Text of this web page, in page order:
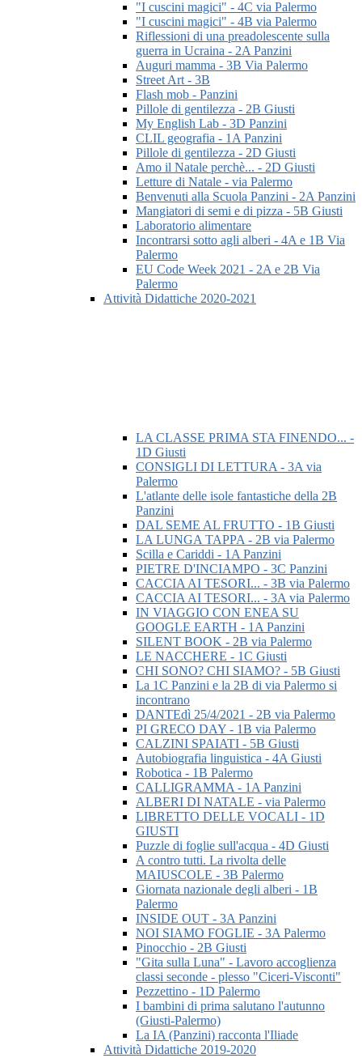
"I cuscini magici" - 4C via Palermo
"I cuscini magici" - 4B via Palermo
Riflessioni di una preadolescente sulla
guerra in Ucraina - 2A Panzini
Auguri mamma - 3B Via Palermo
Street Art - 3B
Flash mob - Panzini
Pillole di gentilezza - 2B Giusti
My English Lab - 3D Panzini
CLIL geografia - 1A Panzini
Pillole di gentilezza - 2D Giusti
Amo il Natale perchè... - 2D Giusti
Letture di Natale - via Palermo
Benvenuti alla Scuola Panzini - 2A Panzini
Mangiatori di semi e di pizza - 5B Giusti
Laboratorio alimentare
Incontrarsi sotto agli alberi - 4A e 1B Via
Palermo
EU Code Week 2021 - 2A e 2B Via
Palermo
Attività Didattiche 2020-2021
LA CLASSE PRIMA STA FINENDO... -
1D Giusti
CONSIGLI DI LETTURA - 3A via
Palermo
L'atlante delle isole fantastiche della 2B
Panzini
DAL SEME AL FRUTTO - 1B Giusti
LA LUNGA TAPPA - 2B via Palermo
Scilla e Cariddi - 1A Panzini
PIETRE D'INCIAMPO - 3C Panzini
CACCIA AI TESORI... - 3B via Palermo
CACCIA AI TESORI... - 3A via Palermo
IN VIAGGIO CON ENEA SU
GOOGLE EARTH - 1A Panzini
SILENT BOOK - 2B via Palermo
LE NACCHERE - 1C Giusti
CHI SONO? CHI SIAMO? - 5B Giusti
La 1C Panzini e la 2B di via Palermo si
incontrano
DANTEdì 25/4/2021 - 2B via Palermo
PI GRECO DAY - 1B via Palermo
CALZINI SPAIATI - 5B Giusti
Autobiografia linguistica - 4A Giusti
Robotica - 1B Palermo
CALLIGRAMMA - 1A Panzini
ALBERI DI NATALE - via Palermo
LIBRETTO DELLE VOCALI - 1D
GIUSTI
Puzzle di foglie sull'acqua - 4D Giusti
A contro tutti. La rivolta delle
MAIUSCOLE - 3B Palermo
Giornata nazionale degli alberi - 1B
Palermo
INSIDE OUT - 3A Panzini
NOI SIAMO FOGLIE - 3A Palermo
Pinocchio - 2B Giusti
"Gita sulla Luna" - Lavoro accoglienza
classi seconde - plesso "Ciceri-Visconti"
Pezzettino - 1D Palermo
I bambini di prima salutano l'autunno
(Giusti-Palermo)
La IA (Panzini) racconta l'Iliade
Attività Didattiche 2019-2020